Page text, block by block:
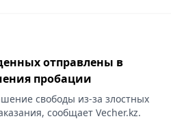
отправлены в
пробации
свободы из-за злостных
сообщает Vecher.kz.